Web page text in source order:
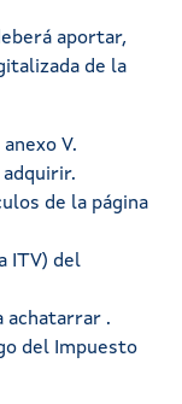
aportar,
de la
V.
de la página
ITV) del
achatarrar .
del Impuesto